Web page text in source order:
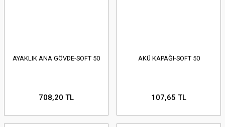
AYAKLIK ANA GÖVDE-SOFT 50
708,20 TL
AKÜ KAPAĞI-SOFT 50
107,65 TL